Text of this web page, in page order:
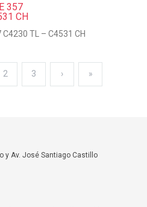
C4230 TL – C4531 CH
2 3 › »
y Av. José Santiago Castillo